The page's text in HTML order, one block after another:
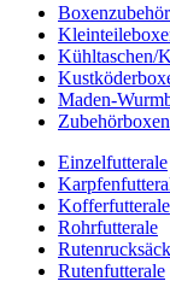
Kühltaschen/
Maden-
Zubehörboxen
Einzelfutterale
Kofferfutterale
Rohrfutterale
Rutenfutterale